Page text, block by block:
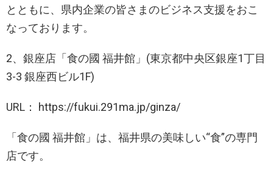
とともに、県内企業の皆さまのビジネス支援をおこ
なっております。
2、銀座店「食の國 福井館」(東京都中央区銀座1丁目
3-3 銀座西ビル1F)
URL： https://fukui.291ma.jp/ginza/
「食の國 福井館」は、福井県の美味しい“食”の専門
店です。